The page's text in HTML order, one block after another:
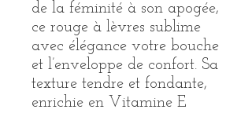
de la féminité à son apogée,
ce rouge à lèvres sublime
avec élégance votre bouche
et l’enveloppe de confort. Sa
texture tendre et fondante,
enrichie en Vitamine E